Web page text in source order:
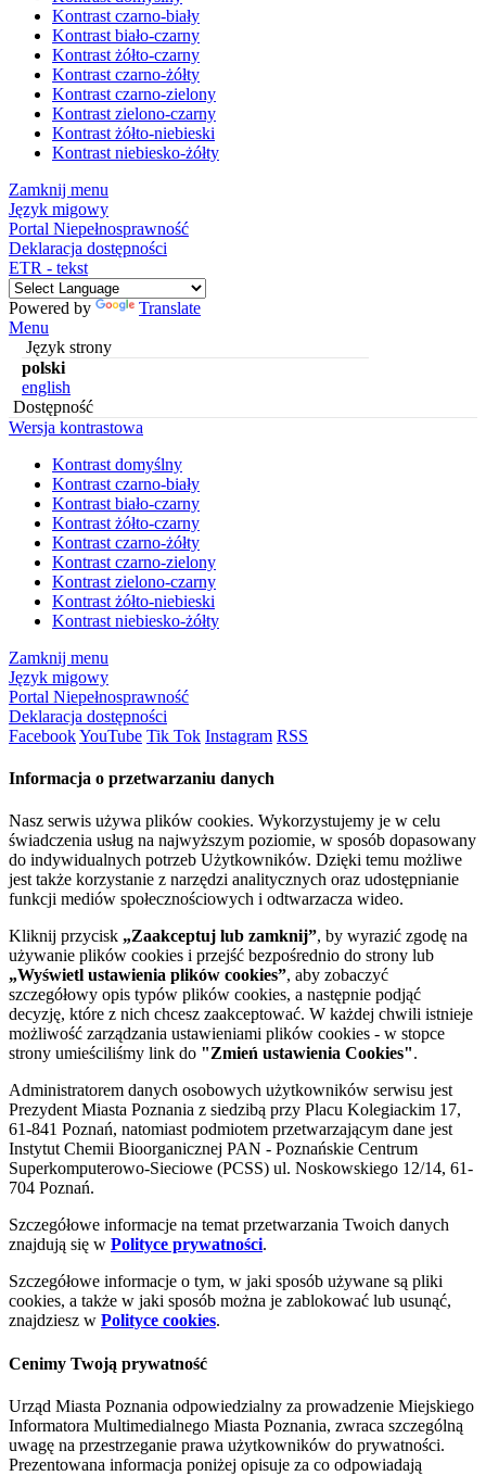
Kontrast czarno-biały
Kontrast biało-czarny
Kontrast żółto-czarny
Kontrast czarno-żółty
Kontrast czarno-zielony
Kontrast zielono-czarny
Kontrast żółto-niebieski
Kontrast niebiesko-żółty
Zamknij menu
Język migowy
Portal Niepełnosprawność
Deklaracja dostępności
ETR - tekst
Powered by
Translate
Menu
Język strony
polski
english
Dostępność
Wersja kontrastowa
Kontrast domyślny
Kontrast czarno-biały
Kontrast biało-czarny
Kontrast żółto-czarny
Kontrast czarno-żółty
Kontrast czarno-zielony
Kontrast zielono-czarny
Kontrast żółto-niebieski
Kontrast niebiesko-żółty
Zamknij menu
Język migowy
Portal Niepełnosprawność
Deklaracja dostępności
FacebookYouTube Tik Tok Instagram RSS
Informacja o przetwarzaniu danych
Nasz serwis używa plików cookies. Wykorzystujemy je w celu
świadczenia usług na najwyższym poziomie, w sposób dopasowany
do indywidualnych potrzeb Użytkowników. Dzięki temu możliwe
jest także korzystanie z narzędzi analitycznych oraz udostępnianie
funkcji mediów społecznościowych i odtwarzacza wideo.
Kliknij przycisk „Zaakceptuj lub zamknij”, by wyrazić zgodę na
używanie plików cookies i przejść bezpośrednio do strony lub
„Wyświetl ustawienia plików cookies”, aby zobaczyć
szczegółowy opis typów plików cookies, a następnie podjąć
decyzję, które z nich chcesz zaakceptować. W każdej chwili istnieje
możliwość zarządzania ustawieniami plików cookies - w stopce
strony umieściliśmy link do "Zmień ustawienia Cookies".
Administratorem danych osobowych użytkowników serwisu jest
Prezydent Miasta Poznania z siedzibą przy Placu Kolegiackim 17,
61-841 Poznań, natomiast podmiotem przetwarzającym dane jest
Instytut Chemii Bioorganicznej PAN - Poznańskie Centrum
Superkomputerowo-Sieciowe (PCSS) ul. Noskowskiego 12/14, 61-
704 Poznań.
Szczegółowe informacje na temat przetwarzania Twoich danych
znajdują się w Polityce prywatności.
Szczegółowe informacje o tym, w jaki sposób używane są pliki
cookies, a także w jaki sposób można je zablokować lub usunąć,
znajdziesz w Polityce cookies.
Cenimy Twoją prywatność
Urząd Miasta Poznania odpowiedzialny za prowadzenie Miejskiego
Informatora Multimedialnego Miasta Poznania, zwraca szczególną
uwagę na przestrzeganie prawa użytkowników do prywatności.
Prezentowana informacja poniżej opisuje za co odpowiadają